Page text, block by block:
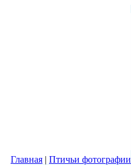
Главная | Птичьи фотографии